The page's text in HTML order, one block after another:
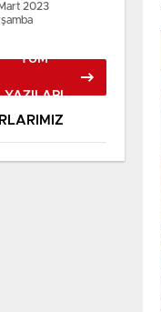
2023
TÜM
YAZILARI